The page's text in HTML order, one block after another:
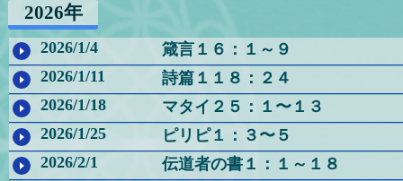
2026年
2026/1/4
箴言１６：１～９
2026/1/11
詩篇１１８：２４
2026/1/18
マタイ２５：１〜１３
2026/1/25
ピリピ１：３〜５
2026/2/1
伝道者の書１：１～１８